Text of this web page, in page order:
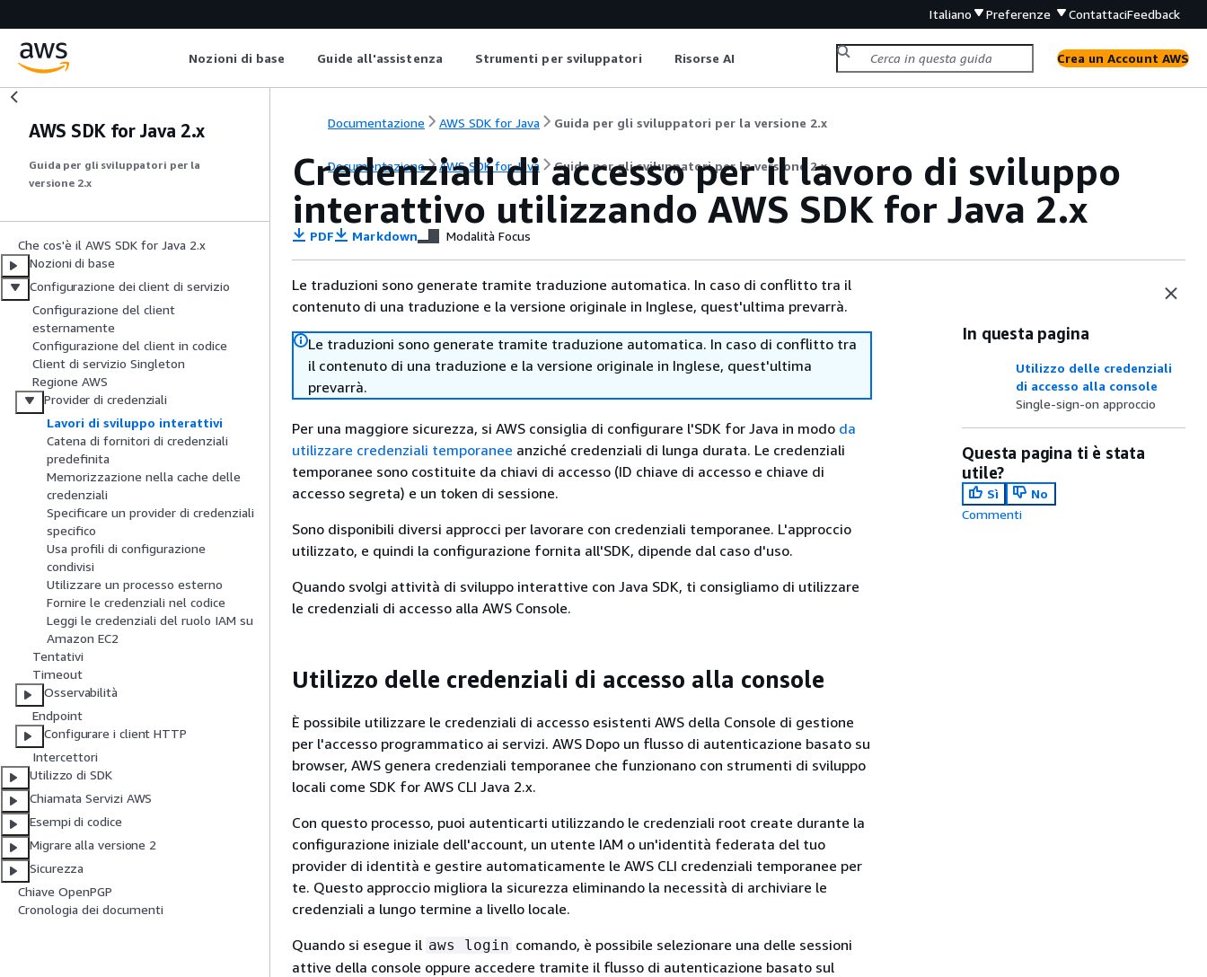
Italiano Preferenze ContattaciFeedback
Nozioni di base Guide all'assistenza Strumenti per sviluppatori Risorse AI Crea un Account AWS
AWS SDK for Java 2.x
Guida per gli sviluppatori per la
versione 2.x
Che cos'è il AWS SDK for Java 2.x
Nozioni di base
Configurazione dei client di servizio
Configurazione del client
esternamente
Configurazione del client in codice
Client di servizio Singleton
Regione AWS
Provider di credenziali
Lavori di sviluppo interattivi
Catena di fornitori di credenziali
predefinita
Memorizzazione nella cache delle
credenziali
Specificare un provider di credenziali
specifico
Usa profili di configurazione
condivisi
Utilizzare un processo esterno
Fornire le credenziali nel codice
Leggi le credenziali del ruolo IAM su
Amazon EC2
Tentativi
Timeout
Osservabilità
Endpoint
Configurare i client HTTP
Intercettori
Utilizzo di SDK
Chiamata Servizi AWS
Esempi di codice
Migrare alla versione 2
Sicurezza
Chiave OpenPGP
Cronologia dei documenti
Documentazione AWS SDK for Java Guida per gli sviluppatori per la versione 2.x
Documentazione AWS SDK for Java Guida per gli sviluppatori per la versione 2.x
Credenziali di accesso per il lavoro di sviluppo
interattivo utilizzando AWS SDK for Java 2.x
PDF Markdown Modalità Focus
Le traduzioni sono generate tramite traduzione automatica. In caso di conflitto tra il
contenuto di una traduzione e la versione originale in Inglese, quest'ultima prevarrà.
Le traduzioni sono generate tramite traduzione automatica. In caso di conflitto tra
il contenuto di una traduzione e la versione originale in Inglese, quest'ultima
prevarrà.
Per una maggiore sicurezza, si AWS consiglia di configurare l'SDK for Java in modo da
utilizzare credenziali temporanee anziché credenziali di lunga durata. Le credenziali
temporanee sono costituite da chiavi di accesso (ID chiave di accesso e chiave di
accesso segreta) e un token di sessione.
Sono disponibili diversi approcci per lavorare con credenziali temporanee. L'approccio
utilizzato, e quindi la configurazione fornita all'SDK, dipende dal caso d'uso.
Quando svolgi attività di sviluppo interattive con Java SDK, ti consigliamo di utilizzare
le credenziali di accesso alla AWS Console.
Utilizzo delle credenziali di accesso alla console
È possibile utilizzare le credenziali di accesso esistenti AWS della Console di gestione
per l'accesso programmatico ai servizi. AWS Dopo un flusso di autenticazione basato su
browser, AWS genera credenziali temporanee che funzionano con strumenti di sviluppo
locali come SDK for AWS CLI Java 2.x.
Con questo processo, puoi autenticarti utilizzando le credenziali root create durante la
configurazione iniziale dell'account, un utente IAM o un'identità federata del tuo
provider di identità e gestire automaticamente le AWS CLI credenziali temporanee per
te. Questo approccio migliora la sicurezza eliminando la necessità di archiviare le
credenziali a lungo termine a livello locale.
Quando si esegue il aws login comando, è possibile selezionare una delle sessioni
attive della console oppure accedere tramite il flusso di autenticazione basato sul
In questa pagina
Utilizzo delle credenziali
di accesso alla console
Single-sign-on approccio
Questa pagina ti è stata
utile?
Sì
No
Commenti